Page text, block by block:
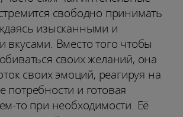
свободно принимать
изысканными и
вкусами. Вместо того чтобы
своих желаний, она
своих эмоций, реагируя на
потребности и готовая
то при необходимости. Её